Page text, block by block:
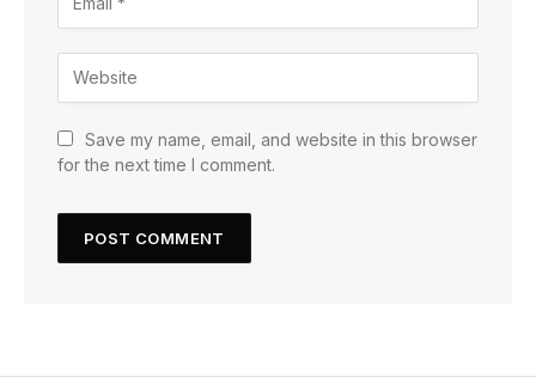
Save my name, email, and website in this browser
for the next time I comment.